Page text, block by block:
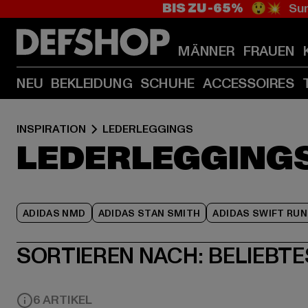
BIS ZU -65% 😲💥
MÄNNER FRAUEN
NEU BEKLEIDUNG SCHUHE ACCESSOIRES
INSPIRATION LEDERLEGGINGS
ADIDAS NMD ADIDAS STAN SMITH ADIDAS SWIFT RUN
SORTIEREN NACH:
6 ARTIKEL